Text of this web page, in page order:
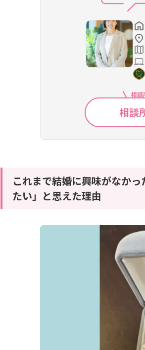
相談
相談
これまで結婚に興味がなか
たい」と思えた理由